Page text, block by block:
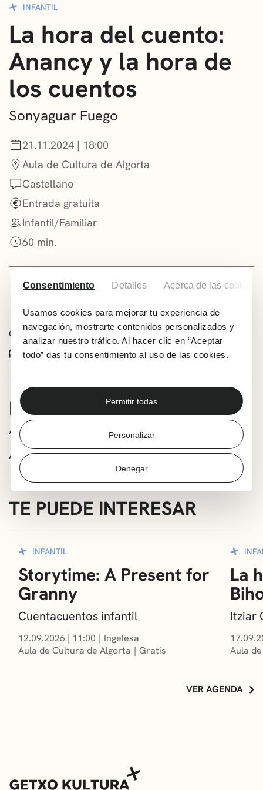
Consentimiento Detalles Acerca de las cookies
Usamos cookies para mejorar tu experiencia de
navegación, mostrarte contenidos personalizados y
analizar nuestro tráfico. Al hacer clic en “Aceptar
todo” das tu consentimiento al uso de las cookies.
Permitir todas
Personalizar
Denegar
NOTICIAS
GETXO KULTURA
ASOCIACIONES CULTURALES
INFANTIL
La hora del cuento:
Anancy y la hora de
los cuentos
Sonyaguar Fuego
21.11.2024 | 18:00
Aula de Cultura de Algorta
Castellano
Entrada gratuita
Infantil/Familiar
60 min.
Comparte este evento:
Whatsapp
Facebook X
INFORMACIÓN
A cargo de su autora Sonyaguar Fuego
A partir de 5 años
TE PUEDE INTERESAR
INFANTIL
Storytime: A Present for
Granny
Cuentacuentos infantil
12.09.2026 | 11:00
Ingelesa
Aula de Cultura de Algorta
Gratis
La
Itziar
Aula
VER AGENDA